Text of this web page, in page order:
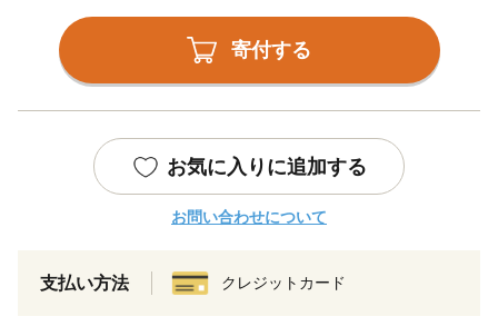
寄付する
お気に入りに追加する
お問い合わせについて
支払い方法 クレジットカード